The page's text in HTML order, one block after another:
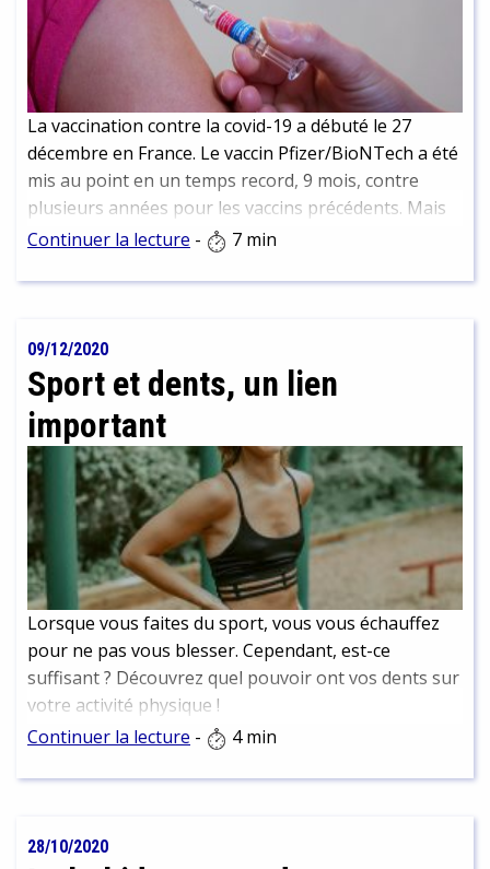
La vaccination contre la covid-19 a débuté le 27
décembre en France. Le vaccin Pfizer/BioNTech a été
mis au point en un temps record, 9 mois, contre
plusieurs années pour les vaccins précédents. Mais
comment agit-il ? Et qu'en est-il du vaccin Moderna,
autorité de santé vendredi.
Continuer la lecture - 7 min
09/12/2020
Sport et dents, un lien
important
Lorsque vous faites du sport, vous vous échauffez
pour ne pas vous blesser. Cependant, est-ce
suffisant ? Découvrez quel pouvoir ont vos dents sur
votre activité physique !
Continuer la lecture - 4 min
28/10/2020